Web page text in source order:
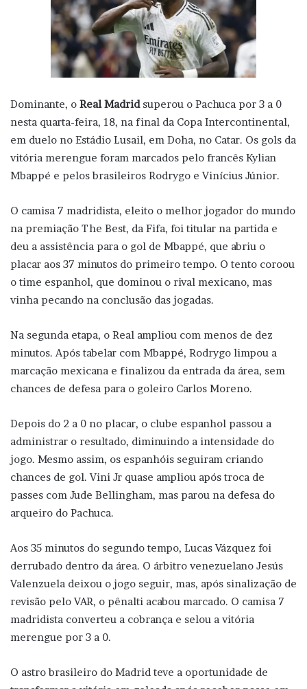
Dominante, o Real Madridsuperou o Pachuca por 3 a 0
nesta quarta-feira, 18, na final da Copa Intercontinental,
em duelo no Estádio Lusail, em Doha, no Catar. Os gols da
vitória merengue foram marcados pelo francês Kylian
Mbappé e pelos brasileiros Rodrygo e Vinícius Júnior.
O camisa 7 madridista, eleito o melhor jogador do mundo
na premiação The Best, da Fifa, foi titular na partida e
deu a assistência para o gol de Mbappé, que abriu o
placar aos 37 minutos do primeiro tempo. O tento coroou
o time espanhol, que dominou o rival mexicano, mas
vinha pecando na conclusão das jogadas.
Na segunda etapa, o Real ampliou com menos de dez
minutos. Após tabelar com Mbappé, Rodrygo limpou a
marcação mexicana e finalizou da entrada da área, sem
chances de defesa para o goleiro Carlos Moreno.
Depois do 2 a 0 no placar, o clube espanhol passou a
administrar o resultado, diminuindo a intensidade do
jogo. Mesmo assim, os espanhóis seguiram criando
chances de gol. Vini Jr quase ampliou após troca de
passes com Jude Bellingham, mas parou na defesa do
arqueiro do Pachuca.
Aos 35 minutos do segundo tempo, Lucas Vázquez foi
derrubado dentro da área. O árbitro venezuelano Jesús
Valenzuela deixou o jogo seguir, mas, após sinalização de
revisão pelo VAR, o pênalti acabou marcado. O camisa 7
madridista converteu a cobrança e selou a vitória
merengue por 3 a 0.
O astro brasileiro do Madrid teve a oportunidade de